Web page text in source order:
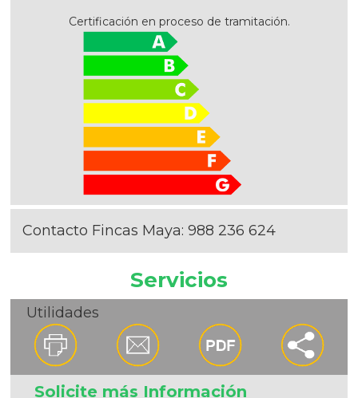
Certificación en proceso de tramitación.
Contacto Fincas Maya:988 236 624
Servicios
Utilidades
Solicite más Información